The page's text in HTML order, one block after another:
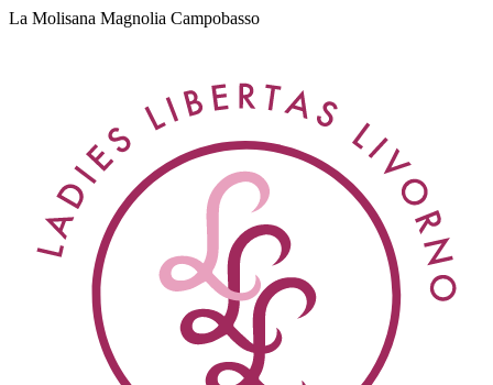
La Molisana Magnolia Campobasso